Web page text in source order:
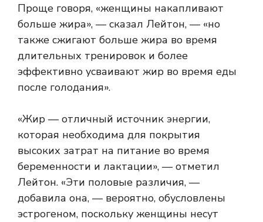
Проще говоря, «женщины накапливают
больше жира», — сказал Лейтон, — «но
также сжигают больше жира во время
длительных тренировок и более
эффективно усваивают жир во время еды
после голодания».
«Жир — отличный источник энергии,
которая необходима для покрытия
высоких затрат на питание во время
беременности и лактации», — отметил
Лейтон. «Эти половые различия, —
добавила она, — вероятно, обусловлены
эстрогеном, поскольку женщины несут